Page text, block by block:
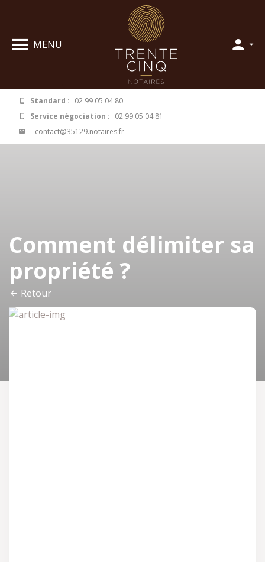
MENU
Standard : 02 99 05 04 80
Service négociation : 02 99 05 04 81
contact@35129.notaires.fr
Comment délimiter sa
propriété ?
Retour
Panneau de gestion des cookies